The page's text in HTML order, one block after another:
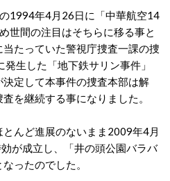
1994年4月26日に「中華航空14
世間の注目はそちらに移る事と
たっていた警視庁捜査一課の捜
生した「地下鉄サリン事件」
定して本事件の捜査本部は解
を継続する事になりました。
んど進展のないまま2009年4月
が成立し、「井の頭公園バラバ
ったのでした。